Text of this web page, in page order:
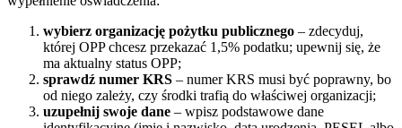
wybierz organizację pożytku publicznego – zdecyduj,
której OPP chcesz przekazać 1,5% podatku; upewnij się, że
ma aktualny status OPP;
sprawdź numer KRS – numer KRS musi być poprawny, bo
od niego zależy, czy środki trafią do właściwej organizacji;
uzupełnij swoje dane – wpisz podstawowe dane